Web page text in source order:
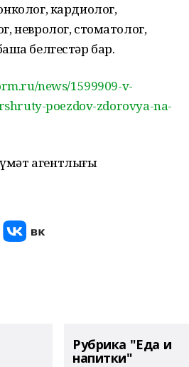
кардиолог,
невролог, стоматолог,
белгестәр бар.
news/1599909-v-
poezdov-zdorovya-na-
агентлығы
Рубрика "Еда и
напитки"